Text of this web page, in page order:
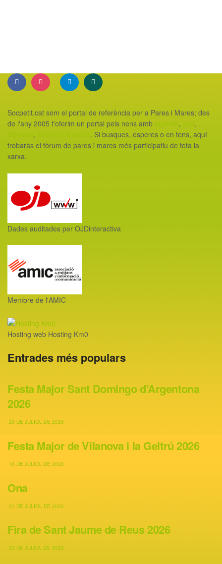
Socpetit.cat som el portal de referència per a Pares i Mares; des
de l'any 2005 t'oferim un portal pels nens amb
,
,
,
. Si busques, esperes o en tens, aquí
trobaràs el fòrum de pares i mares més participatiu de tota la
xarxa.
Dades auditades per OJDinteractiva
Membre de l'AMIC
Hosting web Hosting Km0
Entrades més populars
Festa Major Sant Domingo d’Argentona
2026
29 DE JULIOL DE 2026
Festa Major de Vilanova i la Geltrú 2026
16 DE JULIOL DE 2026
Ona
31 DE JULIOL DE 2025
Fira de Sant Jaume de Reus 2026
23 DE JULIOL DE 2026